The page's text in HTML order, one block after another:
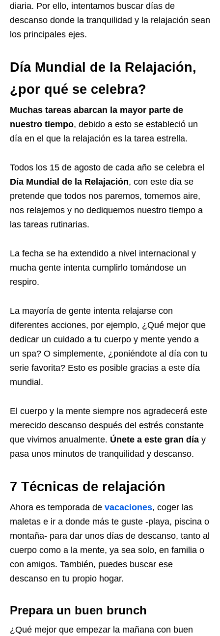
diaria. Por ello, intentamos buscar días de
descanso donde la tranquilidad y la relajación sean
los principales ejes.
Día Mundial de la Relajación,
¿por qué se celebra?
Muchas tareas abarcan la mayor parte de
nuestro tiempo, debido a esto se estableció un
día en el que la relajación es la tarea estrella.
Todos los 15 de agosto de cada año se celebra el
Día Mundial de la Relajación, con este día se
pretende que todos nos paremos, tomemos aire,
nos relajemos y no dediquemos nuestro tiempo a
las tareas rutinarias.
La fecha se ha extendido a nivel internacional y
mucha gente intenta cumplirlo tomándose un
respiro.
La mayoría de gente intenta relajarse con
diferentes acciones, por ejemplo, ¿Qué mejor que
dedicar un cuidado a tu cuerpo y mente yendo a
un spa? O simplemente, ¿poniéndote al día con tu
serie favorita? Esto es posible gracias a este día
mundial.
El cuerpo y la mente siempre nos agradecerá este
merecido descanso después del estrés constante
que vivimos anualmente. Únete a este gran día y
pasa unos minutos de tranquilidad y descanso.
7 Técnicas de relajación
Ahora es temporada de vacaciones, coger las
maletas e ir a donde más te guste -playa, piscina o
montaña- para dar unos días de descanso, tanto al
cuerpo como a la mente, ya sea solo, en familia o
con amigos. También, puedes buscar ese
descanso en tu propio hogar.
Prepara un buen brunch
¿Qué mejor que empezar la mañana con buen